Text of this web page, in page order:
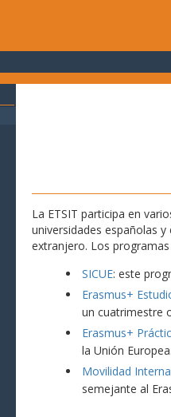
La ETSIT participa en
universidades españolas
extranjero. Los
SICUE: este
Erasmus+
un cuatrimestre
Erasmus+
la Unión Europea.
Movilidad
semejante al